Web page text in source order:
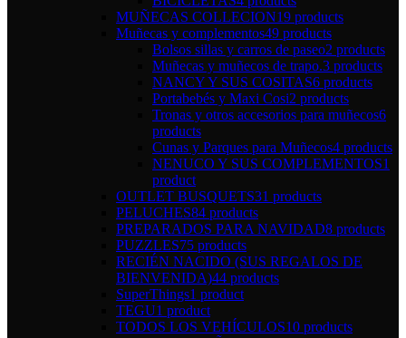
MUÑECAS COLLECION19 products
Muñecas y complementos49 products
Bolsos sillas y carros de paseo2 products
Muñecas y muñecos de trapo.3 products
NANCY Y SUS COSITAS6 products
Portabebés y Maxi Cosi2 products
Tronas y otros accesorios para muñecos6
products
Cunas y Parques para Muñecos4 products
NENUCO Y SUS COMPLEMENTOS1
product
OUTLET BUSQUETS31 products
PELUCHES84 products
PREPARADOS PARA NAVIDAD8 products
PUZZLES75 products
RECIÉN NACIDO (SUS REGALOS DE
BIENVENIDA)44 products
SuperThings1 product
TEGU1 product
TODOS LOS VEHÍCULOS10 products